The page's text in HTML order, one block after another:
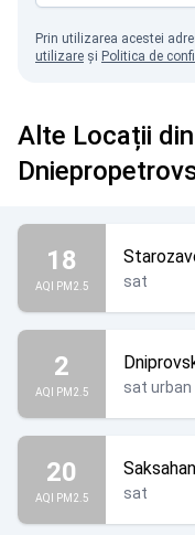
Prin utilizarea acestei
utilizare și Politica de
Alte Locații
18
AQI PM2.5 sat
2
AQI PM2.5 sat urban
20
AQI PM2.5
Saksahan
sat